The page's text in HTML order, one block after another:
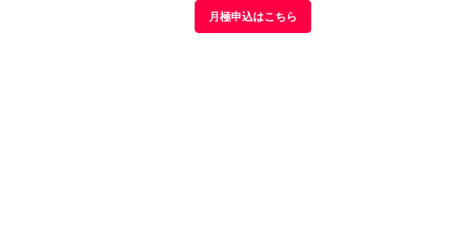
月極申込はこちら